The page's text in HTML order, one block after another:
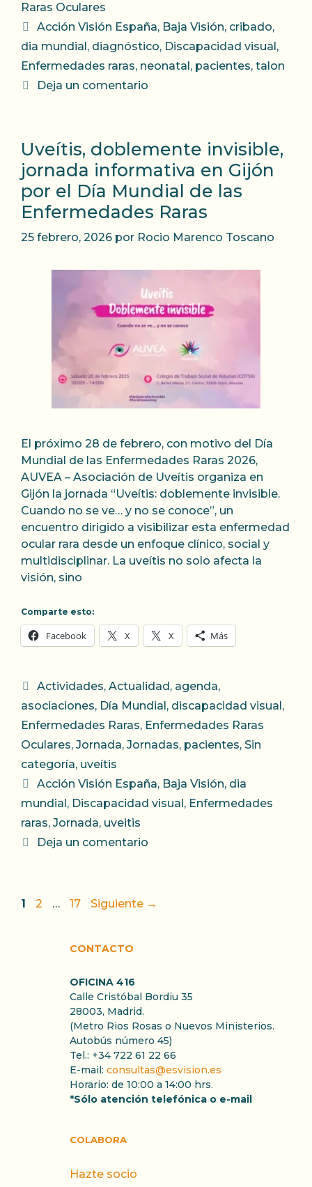
Raras Oculares
Etiquetas
Acción Visión España, Baja Visión, cribado,
dia mundial , diagnóstico, Discapacidad visual ,
Enfermedades raras, neonatal , pacientes, talon
Deja un comentario
Uveítis, doblemente invisible,
jornada informativa en Gijón
por el Día Mundial de las
Enfermedades Raras
25 febrero, 2026 por Rocio Marenco Toscano
El próximo 28 de febrero, con motivo del Día
Mundial de las Enfermedades Raras 2026,
AUVEA – Asociación de Uveítis organiza en
Gijón la jornada “Uveítis: doblemente invisible.
Cuando no se ve… y no se conoce”, un
encuentro dirigido a visibilizar esta enfermedad
ocular rara desde un enfoque clínico, social y
multidisciplinar. La uveítis no solo afecta la
visión, sino
Comparte esto:
Facebook X X Más
Categorías
Actividades, Actualidad , agenda,
asociaciones, Día Mundial , discapacidad visual ,
Enfermedades Raras, Enfermedades Raras
Oculares, Jornada, Jornadas, pacientes, Sin
categoría, uveítis
Etiquetas
Acción Visión España, Baja Visión, dia
mundial , Discapacidad visual , Enfermedades
raras, Jornada, uveitis
Deja un comentario
Página
1 Página
2 … Página
17 Siguiente →
CONTACTO
OFICINA 416
Calle Cristóbal Bordiu 35
28003, Madrid.
(Metro Rios Rosas o Nuevos Ministerios.
Autobús número 45)
Tel.: +34 722 61 22 66
E-mail: consultas@esvision.es
Horario: de 10:00 a 14:00 hrs.
*Sólo atención telefónica o e-mail
COLABORA
Hazte socio